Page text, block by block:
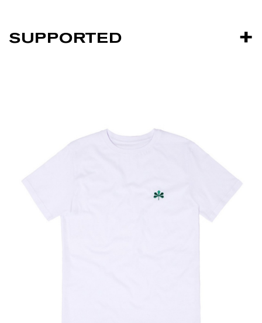
SUPPORTED